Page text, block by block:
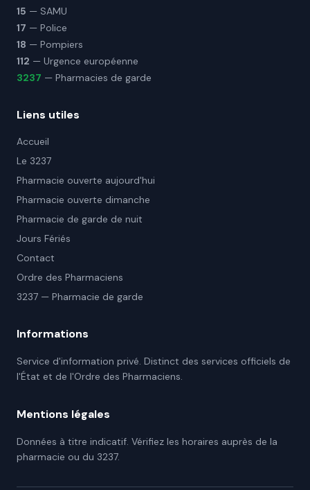
15 — SAMU
17 — Police
18 — Pompiers
112 — Urgence européenne
3237 — Pharmacies de garde
Liens utiles
Accueil
Le 3237
Pharmacie ouverte aujourd'hui
Pharmacie ouverte dimanche
Pharmacie de garde de nuit
Jours Fériés
Contact
Ordre des Pharmaciens
3237 — Pharmacie de garde
Informations
Service d'information privé. Distinct des services officiels de
l'État et de l'Ordre des Pharmaciens.
Mentions légales
Données à titre indicatif. Vérifiez les horaires auprès de la
pharmacie ou du 3237.